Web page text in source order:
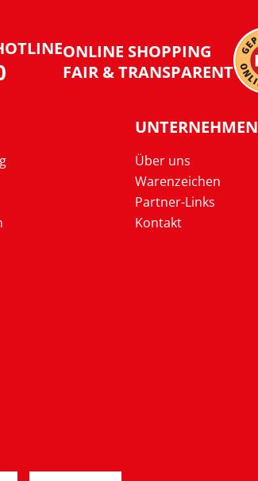
ONLINE SHOPPING
FAIR & TRANSPARENT
UNTERNEHMEN
Über uns
Warenzeichen
Partner-Links
Kontakt